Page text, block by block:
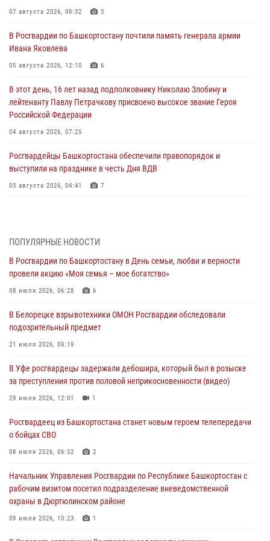
07 августа 2026, 09:32 3
В Росгвардии по Башкортостану почтили память генерала армии
Ивана Яковлева
05 августа 2026, 12:10 6
В этот день, 16 лет назад подполковнику Николаю Злобину и
лейтенанту Павлу Петрачкову присвоено высокое звание Героя
Российской Федерации
04 августа 2026, 07:25
Росгвардейцы Башкортостана обеспечили правопорядок и
выступили на празднике в честь Дня ВДВ
03 августа 2026, 04:41 7
03 августа 2026, 04:30 8
В Башкирии росгвардейцы провели волейбольный турнир на
открытом воздухе
03 августа 2026, 04:29
В Уфе росгвардейцы по горячим следам задержали
подозреваемого в открытом хищении из аптеки (видео)
03 августа 2026, 04:15
Начальник отделения учёта и комплектования Росгвардии
Башкортостана ответил на вопросы граждан
30 июля 2026, 12:54
В Уфе росгвардецы задержали дебошира, который был в розыске
за преступления против половой неприкосновенности (видео)
29 июля 2026, 12:01 1
ПОПУЛЯРНЫЕ НОВОСТИ
В Росгвардии по Башкортостану в День семьи, любви и верности
провели акцию «Моя семья – мое богатство»
08 июля 2026, 06:28 6
В Белорецке взрывотехники ОМОН Росгвардии обследовали
подозрительный предмет
21 июля 2026, 09:19
В Уфе росгвардецы задержали дебошира, который был в розыске
за преступления против половой неприкосновенности (видео)
29 июля 2026, 12:01 1
Росгвардеец из Башкортостана станет новым героем телепередачи
о бойцах СВО
08 июля 2026, 06:32 2
Начальник Управления Росгвардии по Республике Башкортостан с
рабочим визитом посетил подразделение вневедомственной
охраны в Дюртюлинском районе
09 июля 2026, 10:23 1